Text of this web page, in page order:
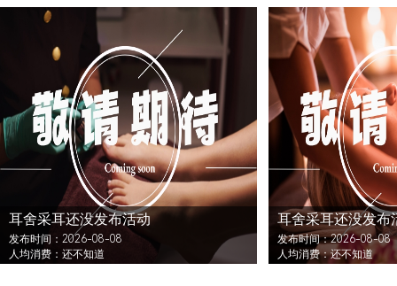
耳舍采耳还没发布活动
发布时间：2026-08-08
人均消费：还不知道
耳舍采耳还没发布
发布时间：2026-08-08
人均消费：还不知道